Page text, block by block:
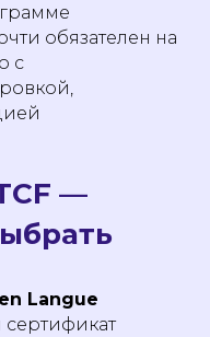
обязателен на
с
—
Langue